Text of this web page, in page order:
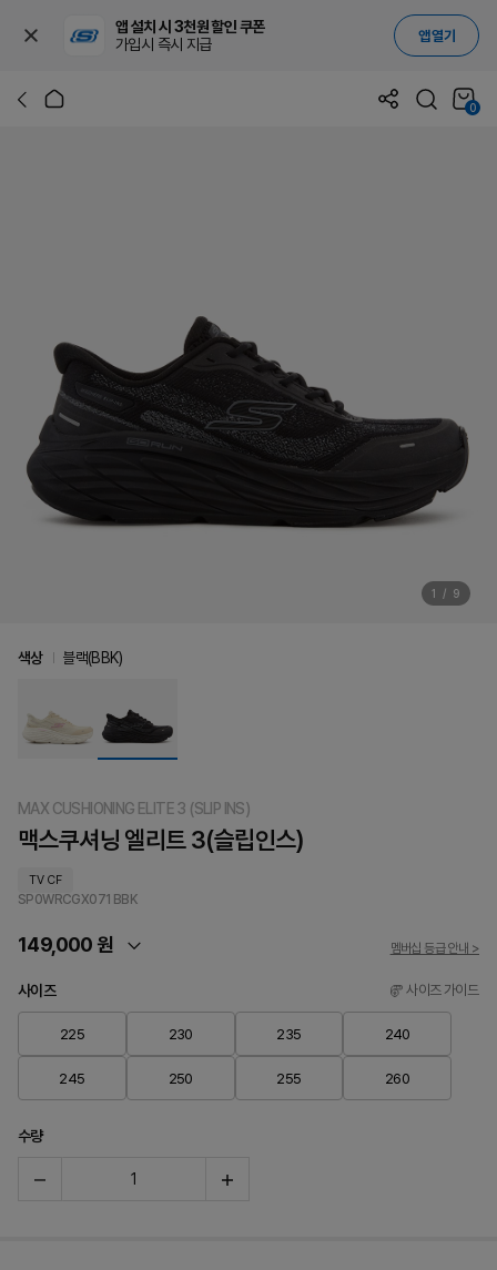
앱 설치 시 3천원 할인 쿠폰
가입시 즉시 지급
앱 열기
0
1 / 9
MAX CUSHIONING ELITE 3 (SLIP INS)
맥스쿠셔닝 엘리트 3(슬립인스)
TV CF
SP0WRCGX071 BBK
149,000 원 멤버십 등급 안내 >
색상 블랙(BBK)
사이즈 사이즈 가이드
225 230 235 240
245 250 255 260
수량